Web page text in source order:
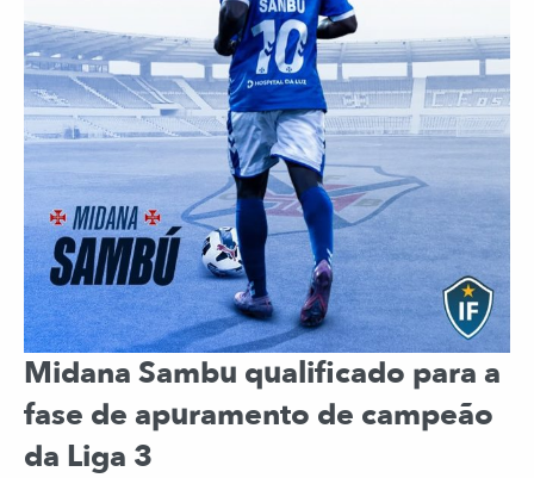
Midana Sambu qualificado para a
fase de apuramento de campeão
da Liga 3